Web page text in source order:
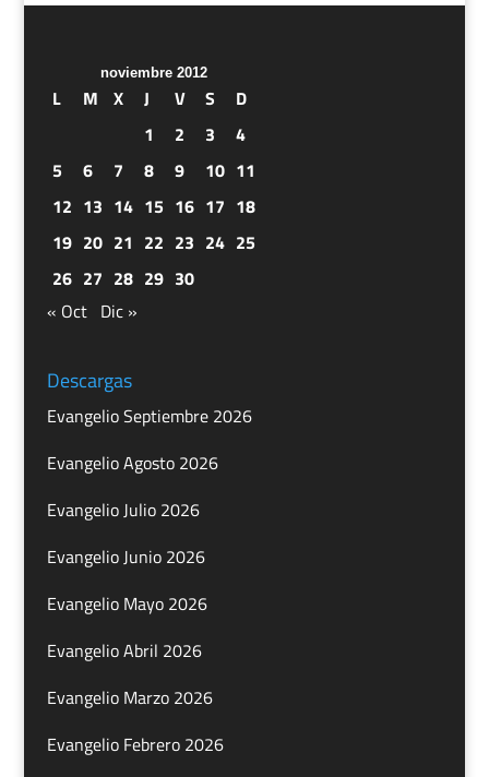
noviembre 2012
L M X J V S
D
1
2 3
4
5
6 7 8 9 10 11
12 13 14 15 16 17 18
19 20 21 22 23 24 25
26 27 28 29 30
« Oct Dic »
Descargas
Evangelio Septiembre 2026
Evangelio Agosto 2026
Evangelio Julio 2026
Evangelio Junio 2026
Evangelio Mayo 2026
Evangelio Abril 2026
Evangelio Marzo 2026
Evangelio Febrero 2026